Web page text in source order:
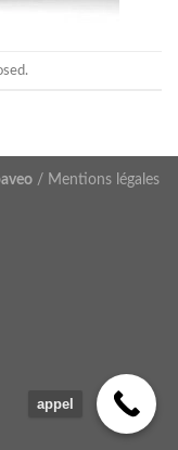
/ Mentions légales
appel